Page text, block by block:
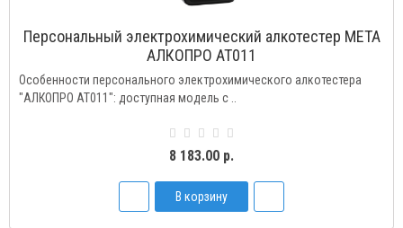
Персональный электрохимический алкотестер МЕТА
AЛКОПРО AT011
Особенности персонального электрохимического алкотестера
"АЛКОПРО AT011": доступная модель с ..
8 183.00 р.
В корзину